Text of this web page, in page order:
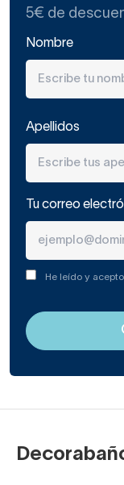
5€ de
Nombre
Apellidos
Tu correo
He leído y